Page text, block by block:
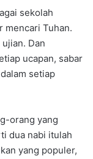
sekolah
mencari Tuhan.
Dan
ucapan, sabar
setiap
orang yang
dua nabi itulah
yang populer,